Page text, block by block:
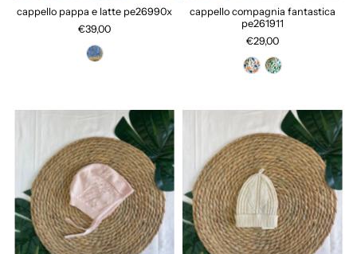
cappello pappa e latte pe26990x
€39,00
cappello compagnia fantastica
pe261911
€29,00